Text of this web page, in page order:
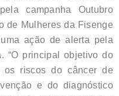
campanha Outubro
de Mulheres da Fisenge
ação de alerta pela
“O principal objetivo do
os riscos do câncer de
e do diagnóstico